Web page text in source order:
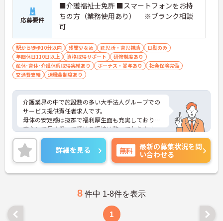
応募要件
■介護福祉士免許 ■スマートフォンをお持
ちの方（業務使用あり） ※ブランク相談
可
駅から徒歩10分以内 残業少なめ 託児所・育児補助
日勤のみ
年間休日110日以上
資格取得サポート
研修制度あり
産休･育休･介護休暇取得実績あり
ボーナス・賞与あり
社会保険完備
交通費支給
退職金制度あり
介護業界の中で施設数の多い大手法人グループでの
サービス提供責任者求人です。
母体の安定感は抜群で福利厚生面も充実しており、
安心して長く働いて頂ける環境は整っております。
また、頑張りがきちんと評価に繋がります。
ご興味のある方はぜひお気軽にお問い合わせくださ
い。
詳細を見る 無料
最新の募集状況を問
い合わせる
8 件中 1-8件を表示
1